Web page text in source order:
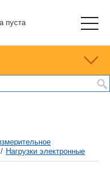
пуста
/ Нагрузки электронные